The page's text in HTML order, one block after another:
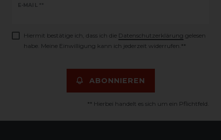
E-MAIL **
Newsletter
Hiermit bestätige ich, dass ich die Daten­schutz­erklärung gelesen
habe. Meine Einwilligung kann ich jederzeit widerrufen.**
ABONNIEREN
** Hierbei handelt es sich um ein Pflichtfeld.